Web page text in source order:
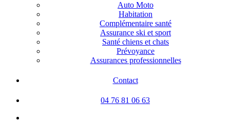
Auto Moto
Habitation
Complémentaire santé
Assurance ski et sport
Santé chiens et chats
Prévoyance
Assurances professionnelles
Contact
04 76 81 06 63